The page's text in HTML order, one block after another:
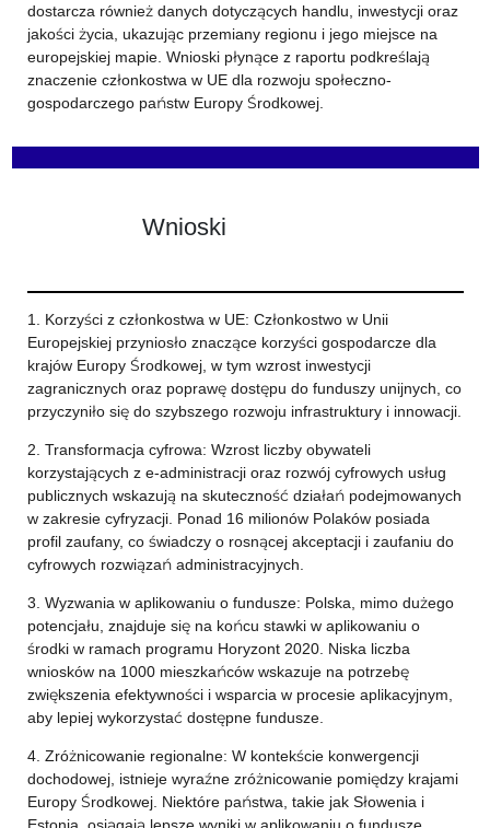
dostarcza również danych dotyczących handlu, inwestycji oraz
jakości życia, ukazując przemiany regionu i jego miejsce na
europejskiej mapie. Wnioski płynące z raportu podkreślają
znaczenie członkostwa w UE dla rozwoju społeczno-
gospodarczego państw Europy Środkowej.
Wnioski
1. Korzyści z członkostwa w UE: Członkostwo w Unii
Europejskiej przyniosło znaczące korzyści gospodarcze dla
krajów Europy Środkowej, w tym wzrost inwestycji
zagranicznych oraz poprawę dostępu do funduszy unijnych, co
przyczyniło się do szybszego rozwoju infrastruktury i innowacji.
2. Transformacja cyfrowa: Wzrost liczby obywateli
korzystających z e-administracji oraz rozwój cyfrowych usług
publicznych wskazują na skuteczność działań podejmowanych
w zakresie cyfryzacji. Ponad 16 milionów Polaków posiada
profil zaufany, co świadczy o rosnącej akceptacji i zaufaniu do
cyfrowych rozwiązań administracyjnych.
3. Wyzwania w aplikowaniu o fundusze: Polska, mimo dużego
potencjału, znajduje się na końcu stawki w aplikowaniu o
środki w ramach programu Horyzont 2020. Niska liczba
wniosków na 1000 mieszkańców wskazuje na potrzebę
zwiększenia efektywności i wsparcia w procesie aplikacyjnym,
aby lepiej wykorzystać dostępne fundusze.
4. Zróżnicowanie regionalne: W kontekście konwergencji
dochodowej, istnieje wyraźne zróżnicowanie pomiędzy krajami
Europy Środkowej. Niektóre państwa, takie jak Słowenia i